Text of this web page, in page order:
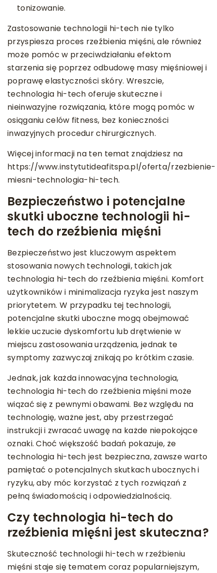
tonizowanie.
Zastosowanie technologii hi-tech nie tylko
przyspiesza proces rzeźbienia mięśni, ale również
może pomóc w przeciwdziałaniu efektom
starzenia się poprzez odbudowę masy mięśniowej i
poprawę elastyczności skóry. Wreszcie,
technologia hi-tech oferuje skuteczne i
nieinwazyjne rozwiązania, które mogą pomóc w
osiąganiu celów fitness, bez konieczności
inwazyjnych procedur chirurgicznych.
Więcej informacji na ten temat znajdziesz na
https://www.instytutideafitspa.pl/oferta/rzezbienie-
miesni-technologia-hi-tech.
Bezpieczeństwo i potencjalne
skutki uboczne technologii hi-
tech do rzeźbienia mięśni
Bezpieczeństwo jest kluczowym aspektem
stosowania nowych technologii, takich jak
technologia hi-tech do rzeźbienia mięśni. Komfort
użytkowników i minimalizacja ryzyka jest naszym
priorytetem. W przypadku tej technologii,
potencjalne skutki uboczne mogą obejmować
lekkie uczucie dyskomfortu lub drętwienie w
miejscu zastosowania urządzenia, jednak te
symptomy zazwyczaj znikają po krótkim czasie.
Jednak, jak każda innowacyjna technologia,
technologia hi-tech do rzeźbienia mięśni może
wiązać się z pewnymi obawami. Bez względu na
technologię, ważne jest, aby przestrzegać
instrukcji i zwracać uwagę na każde niepokojące
oznaki. Choć większość badań pokazuje, że
technologia hi-tech jest bezpieczna, zawsze warto
pamiętać o potencjalnych skutkach ubocznych i
ryzyku, aby móc korzystać z tych rozwiązań z
pełną świadomością i odpowiedzialnością.
Czy technologia hi-tech do
rzeźbienia mięśni jest skuteczna?
Skuteczność technologii hi-tech w rzeźbieniu
mięśni staje się tematem coraz popularniejszym,